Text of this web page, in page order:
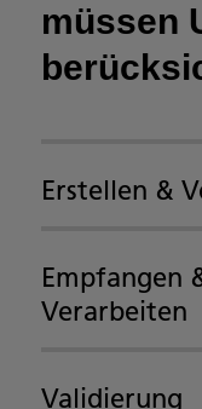
müssen
Erstellen &
Empfangen
Verarbeiten
Validierung